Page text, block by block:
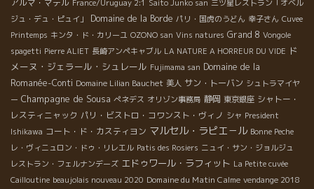
アルマ・マテル France/Uruguay 2:1 Saito Junko san 三ツ星レストラン「オベル
ジュ・デュ・ピュイ」
Domaine de la Borde パリ・国虎のうどん 幸子さん Cuvee
Printemps キンタ・ド・カリーユ OZONO san Vins natures Grand 8 Vongole
spagetti Pierre ALIET 長崎アンペキャブル LA NATURE A HORREUR DU VIDE ド
メーヌ・ジェラール・シュレール Fujimama san Domaine de la
Romanée-Conti Domaine Lilian Bauchet 美人 サン・トーバン シュトラマイヤ
ー Champagne de Sousa ぺネデス オリゾン事務局 静岡 東京銀座 シャトー・
レスティニャック パリ・ビストロ・コワンスト・ヴィノ シャ President
Ishikawa コート・ド・カスティヨン マルセル・ラピエ－ル Bonne Peche
レ・ヴィニュロン・ドゥ・リレエル Patis des Rosiers ニュイ・サン・ジョルジュ
レストラン・フェルナンデーズ エドゥワール・ラフィット La Petite cuvée
Cailloutine beaujolais nouveau 2020 Domaine du Matin Calme vendange 2018